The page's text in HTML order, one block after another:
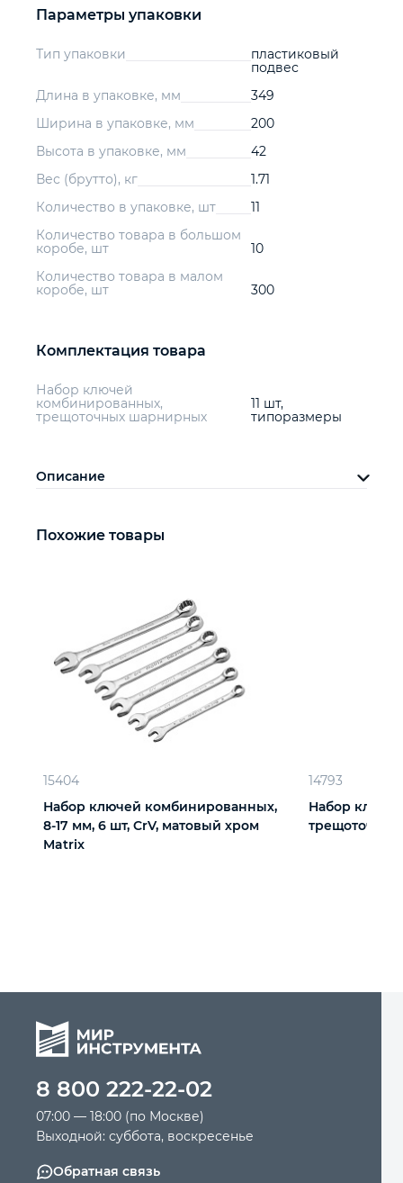
Параметры упаковки
Тип упаковки
пластиковый
подвес
Длина в упаковке, мм
349
Ширина в упаковке, мм
200
Высота в упаковке, мм
42
Вес (брутто), кг
1.71
Количество в упаковке, шт
11
Количество товара в большом
коробе, шт
10
Количество товара в малом
коробе, шт
300
Комплектация товара
Набор ключей
комбинированных,
трещоточных шарнирных
11 шт,
типоразмеры
Описание
Похожие товары
15404
Набор ключей комбинированных,
8-17 мм, 6 шт, CrV, матовый хром
Matrix
14793
Набор
8 800 222-22-02
07:00 — 18:00 (по Москве)
Выходной: суббота, воскресенье
Обратная связь